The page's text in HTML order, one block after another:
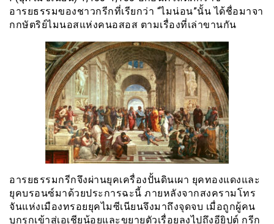
อารยธรรมของชาวกรีกที่เรียกว่า “ไมน่อน”นั้น ได้ชื่อมาจา
กกษัตริย์ไมนอสแห่งคนอสอส ตามเรื่องที่เล่าขานกัน
อารยธรรมกรีกจึงผ่านยุคเครื่องปั้นดินเผา ยุคทองแดงและ
ยุคบรอนซ์มาด้วยประการฉะนี้ ภายหลังจากสงครามโทร
จันแห่งเมืองทรอยยุคไมซีเนียนจึงมาถึงจุดจบ เมื่อถูกผู้คน
บุกรุกเข้าสู่เอเชียน้อยและขยายตัวเรื่อยลงไปถึงอียิปต์ กรีก